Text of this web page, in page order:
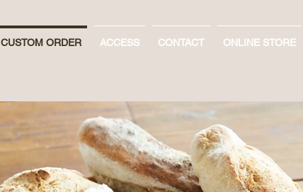
CUSTOM ORDER ACCESS CONTACT ONLINE STORE